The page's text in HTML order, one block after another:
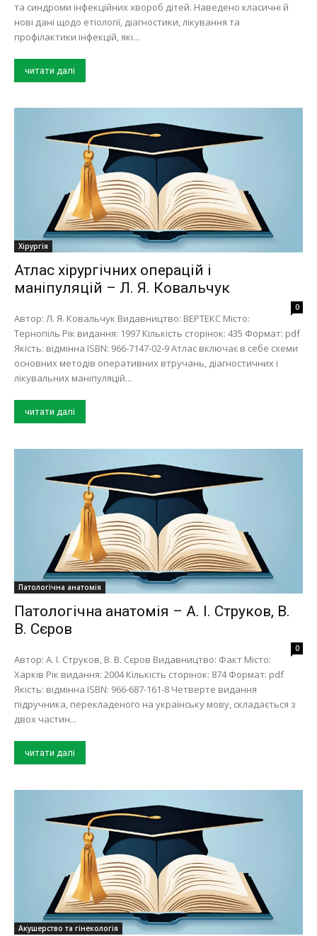
та синдроми інфекційних хвороб дітей. Наведено класичні й
нові дані щодо етіології, діагностики, лікування та
профілактики інфекцій, які...
читати далі
Хірургія
Атлас хірургічних операцій і
маніпуляцій – Л. Я. Ковальчук
0
Автор: Л. Я. Ковальчук Видавництво: ВЕРТЕКС Місто:
Тернопіль Рік видання: 1997 Кількість сторінок: 435 Формат: pdf
Якість: відмінна ISBN: 966-7147-02-9 Атлас включає в себе схеми
основних методів оперативних втручань, діагностичних і
лікувальних маніпуляцій...
читати далі
Патологічна анатомія
Патологічна анатомія – А. І. Струков, В.
В. Сєров
0
Автор: А. І. Струков, В. В. Сєров Видавництво: Факт Місто:
Харків Рік видання: 2004 Кількість сторінок: 874 Формат: pdf
Якість: відмінна ISBN: 966-687-161-8 Четверте видання
підручника, перекладеного на українську мову, складається з
двох частин...
читати далі
Акушерство та гінекологія